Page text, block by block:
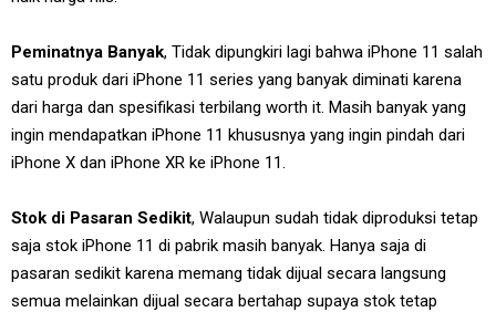
Peminatnya Banyak, Tidak dipungkiri lagi bahwa iPhone 11 salah
satu produk dari iPhone 11 series yang banyak diminati karena
dari harga dan spesifikasi terbilang worth it. Masih banyak yang
ingin mendapatkan iPhone 11 khususnya yang ingin pindah dari
iPhone X dan iPhone XR ke iPhone 11.
Stok di Pasaran Sedikit, Walaupun sudah tidak diproduksi tetap
saja stok iPhone 11 di pabrik masih banyak. Hanya saja di
pasaran sedikit karena memang tidak dijual secara langsung
semua melainkan dijual secara bertahap supaya stok tetap